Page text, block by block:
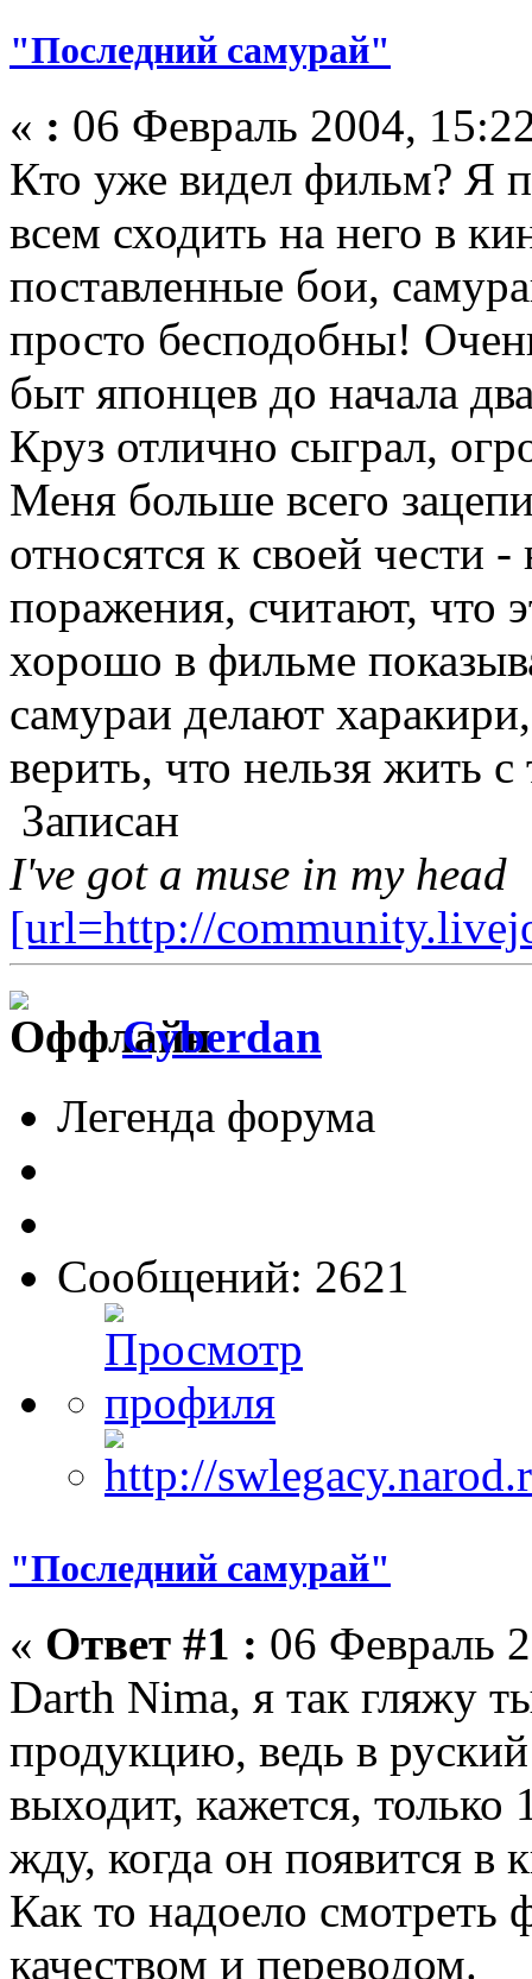
"Последний самурай"
« : 06 Февраль 2004,
Кто уже видел фильм? Я
всем сходить на него в
поставленные бои,
просто бесподобны!
быт японцев до начала
Круз отлично сыграл,
Меня больше всего
относятся к своей чести
поражения, считают, что
хорошо в фильме
самураи делают
верить, что нельзя жить
Записан
I've got a muse in my head
[url=http://
Cyberdan
Легенда форума
Сообщений: 2621
"Последний самурай"
« Ответ #1 : 06 Февраль
Darth Nima, я так гляжу
продукцию, ведь в
выходит, кажется,
жду, когда он появится в
Как то надоело
качеством и переводом.